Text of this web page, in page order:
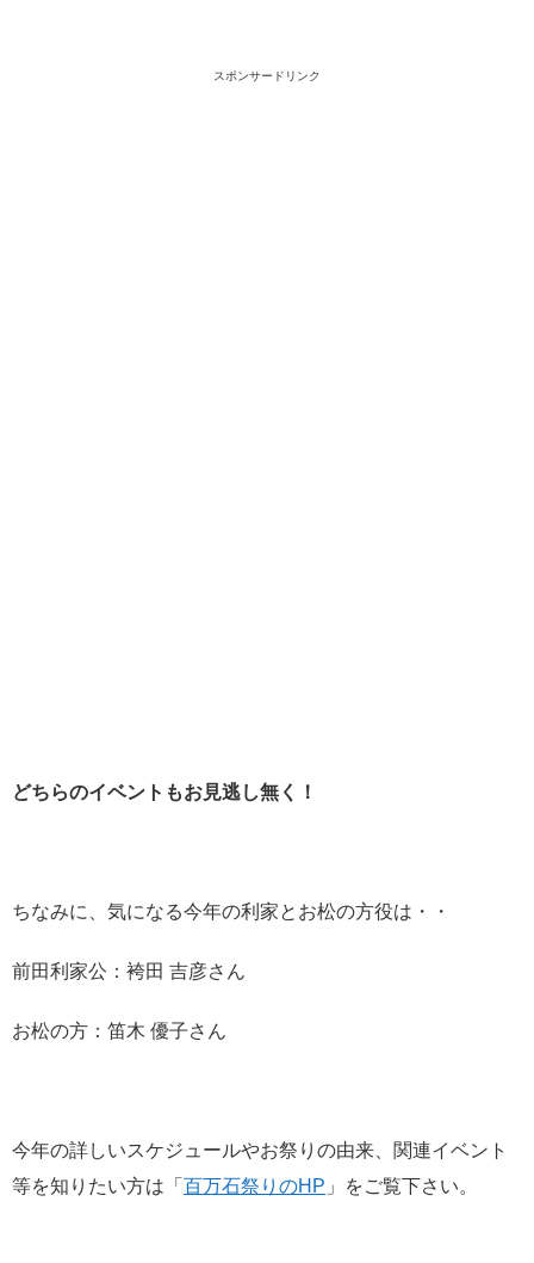
スポンサードリンク
どちらのイベントもお見逃し無く！
ちなみに、気になる今年の利家とお松の方役は・・
前田利家公：袴田 吉彦さん
お松の方：笛木 優子さん
今年の詳しいスケジュールやお祭りの由来、関連イベント
等を知りたい方は「 百万石祭りのHP 」をご覧下さい。